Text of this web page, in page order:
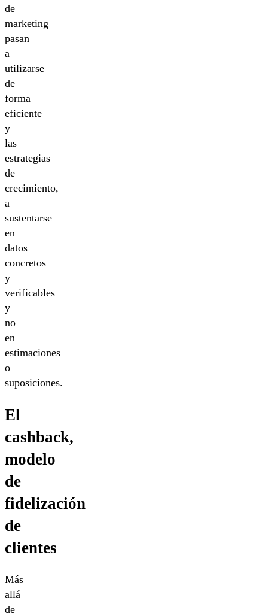
de
marketing
pasan
a
utilizarse
de
forma
eficiente
y
las
estrategias
de
crecimiento,
a
sustentarse
en
datos
concretos
y
verificables
y
no
en
estimaciones
o
suposiciones.
El
cashback,
modelo
de
fidelización
de
clientes
Más
allá
de